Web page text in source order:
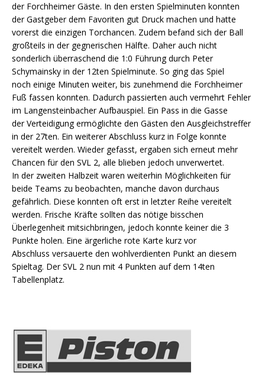
der Forchheimer Gäste. In den ersten Spielminuten konnten
der Gastgeber dem Favoriten gut Druck machen und hatte
vorerst die einzigen Torchancen. Zudem befand sich der Ball
großteils in der gegnerischen Hälfte. Daher auch nicht
sonderlich überraschend die 1:0 Führung durch Peter
Schymainsky in der 12ten Spielminute. So ging das Spiel
noch einige Minuten weiter, bis zunehmend die Forchheimer
Fuß fassen konnten. Dadurch passierten auch vermehrt Fehler
im Langensteinbacher Aufbauspiel. Ein Pass in die Gasse
der Verteidigung ermöglichte den Gästen den Ausgleichstreffer
in der 27ten. Ein weiterer Abschluss kurz in Folge konnte
vereitelt werden. Wieder gefasst, ergaben sich erneut mehr
Chancen für den SVL 2, alle blieben jedoch unverwertet.
In der zweiten Halbzeit waren weiterhin Möglichkeiten für
beide Teams zu beobachten, manche davon durchaus
gefährlich. Diese konnten oft erst in letzter Reihe vereitelt
werden. Frische Kräfte sollten das nötige bisschen
Überlegenheit mitsichbringen, jedoch konnte keiner die 3
Punkte holen. Eine ärgerliche rote Karte kurz vor
Abschluss versauerte den wohlverdienten Punkt an diesem
Spieltag. Der SVL 2 nun mit 4 Punkten auf dem 14ten
Tabellenplatz.